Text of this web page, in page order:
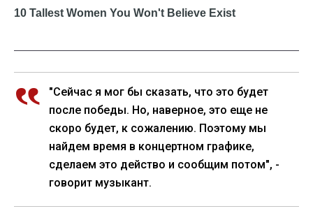
"Сейчас я мог бы сказать, что это будет
после победы. Но, наверное, это еще не
скоро будет, к сожалению. Поэтому мы
найдем время в концертном графике,
сделаем это действо и сообщим потом", -
говорит музыкант.